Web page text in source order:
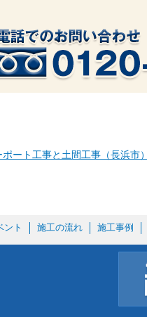
ポート工事と土間工事（長浜市）
ント 施工の流れ 施工事例